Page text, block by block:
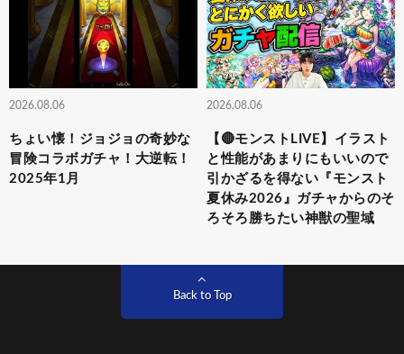
2026.08.06
ちょい懐！ジョジョの奇妙な
冒険コラボガチャ！大逆転！
2025年1月
2026.08.06
【🔴モンストLIVE】イラスト
と性能があまりにもいいので
引かざるを得ない『モンスト
夏休み2026』ガチャからのそ
ろそろ勝ちたい神獣の聖域
Back to Top